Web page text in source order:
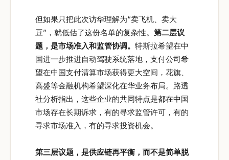
但如果只把此次访华理解为“卖飞机、卖大
豆”，就低估了这份名单的复杂性。 第二层议
题，是市场准入和监管协调。 特斯拉希望在中
国进一步推进自动驾驶系统落地，支付公司希
望在中国支付清算市场获得更大空间，花旗、
高盛等金融机构希望深化在华业务布局。路透
社分析指出，这些企业的共同特点是都在中国
市场存在长期诉求，有的寻求监管许可，有的
寻求市场准入，有的寻求投资机会。
第三层议题，是供应链再平衡，而不是简单脱